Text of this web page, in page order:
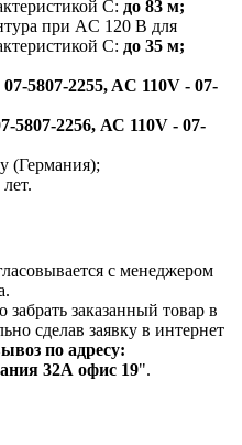
С: до 83 м;
при AC 120 В для
С: до 35 м;
5807-2255, AC 110V - 07-
5807-2256, АС 110V - 07-
(Германия);
с менеджером
заказанный товар в
сделав заявку в интернет
по адресу:
32А офис 19".